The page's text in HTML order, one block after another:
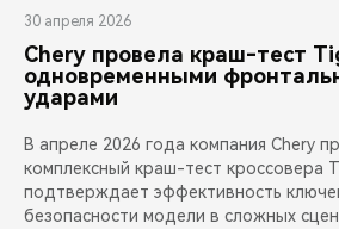
30 апреля 2026
Chery провела краш-тест
одновременными
ударами
В апреле 2026 года компания Chery
комплексный краш-тест кроссовера
подтверждает эффективность
безопасности модели в сложных